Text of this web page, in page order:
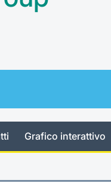
Grafico interattivo